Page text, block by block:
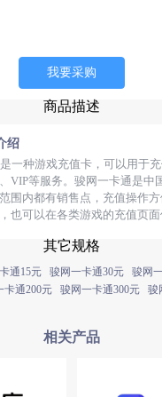
我要采购
商品描述
绍
一种游戏充值卡，可以用于
VIP等服务。骏网一卡通是中
围内都有销售点，充值操作
也可以在各类游戏的充值页面
其它规格
通15元 骏网一卡通30元
骏网
卡通200元 骏网一卡通300元 骏
相关产品